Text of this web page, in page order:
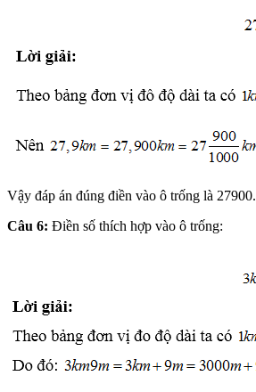
Vậy đáp án đúng điền vào ô trống là 27900.
Câu 6: Điền số thích hợp vào ô trống: